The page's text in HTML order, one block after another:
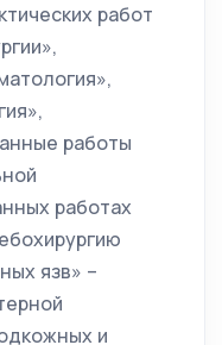
работ
работы
работах
язв» –
и